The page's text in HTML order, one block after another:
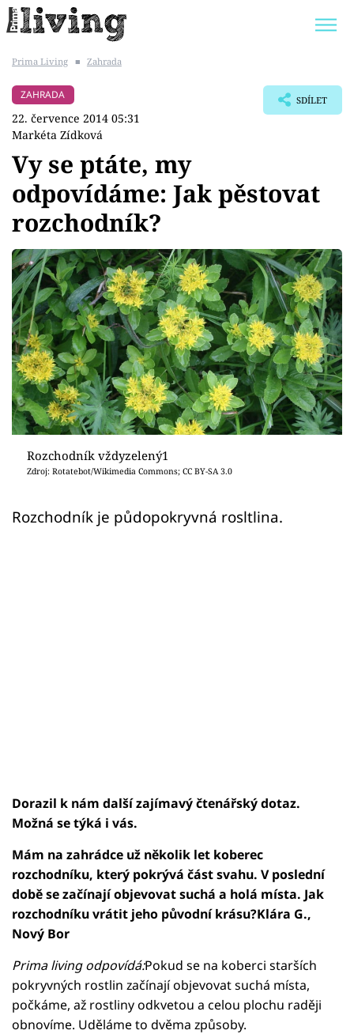
BYDLENÍ SLAVNÝCH
Témata
Bydlení
Zahrada
Design
Sledujte prima+
Přihlášení
Sledujte nás
Prima Living ■ Zahrada
ZAHRADA
22. července 2014 05:31
Markéta Zídková
SDÍLET
Vy se ptáte, my
odpovídáme: Jak pěstovat
rozchodník?
Rozchodník vždyzelený1
Zdroj: Rotatebot/Wikimedia Commons; CC BY-SA 3.0
Rozchodník je půdopokryvná rosltlina.
Dorazil k nám další zajímavý čtenářský dotaz.
Možná se týká i vás.
Mám na zahrádce už několik let koberec
rozchodníku, který pokrývá část svahu. V poslední
době se začínají objevovat suchá a holá místa. Jak
rozchodníku vrátit jeho původní krásu?Klára G.,
Nový Bor
Prima living odpovídá:Pokud se na koberci starších
pokryvných rostlin začínají objevovat suchá místa,
počkáme, až rostliny odkvetou a celou plochu raději
obnovíme. Uděláme to dvěma způsoby.